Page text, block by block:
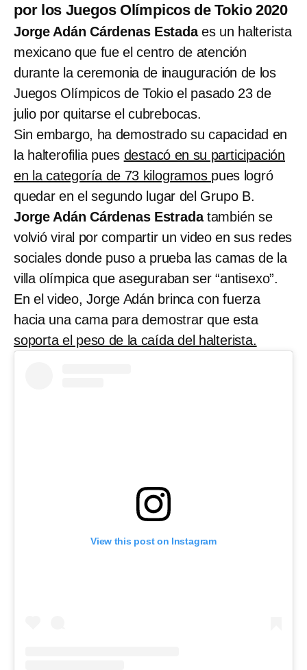
por los Juegos Olímpicos de Tokio 2020
Jorge Adán Cárdenas Estadaes un halterista
mexicano que fue el centro de atención
durante la ceremonia de inauguración de los
Juegos Olímpicos de Tokio el pasado 23 de
julio por quitarse el cubrebocas.
Sin embargo, ha demostrado su capacidad en
la halterofilia pues destacó en su participación
en la categoría de 73 kilogramos pues logró
quedar en el segundo lugar del Grupo B.
Jorge Adán Cárdenas Estradatambién se
volvió viral por compartir un video en sus redes
sociales donde puso a prueba las camas de la
villa olímpica que aseguraban ser “antisexo”.
En el video, Jorge Adán brinca con fuerza
hacia una cama para demostrar que esta
soporta el peso de la caída del halterista.
View this post on Instagram